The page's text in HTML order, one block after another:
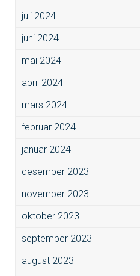
juli 2024
juni 2024
mai 2024
april 2024
mars 2024
februar 2024
januar 2024
desember 2023
november 2023
oktober 2023
september 2023
august 2023